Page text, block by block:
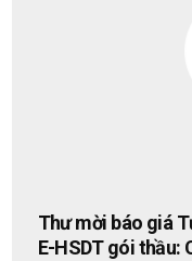
Thư mời báo giá
E-HSDT gói thầu: